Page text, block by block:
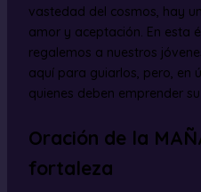
vastedad del cosmos, hay
amor y aceptación. En esta
regalemos a nuestros
aquí para guiarlos, pero, en
quienes deben emprender
Oración de la
fortaleza